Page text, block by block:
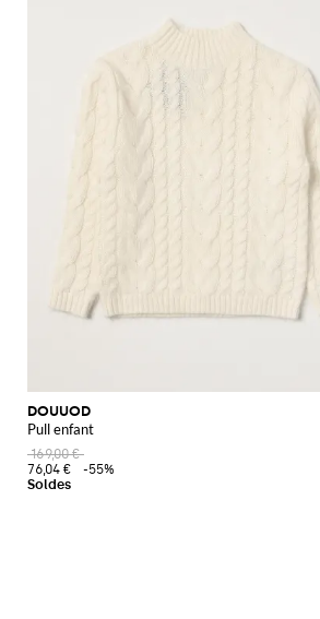
DOUUOD
Pull enfant
169,00 €
76,04 €
-55%